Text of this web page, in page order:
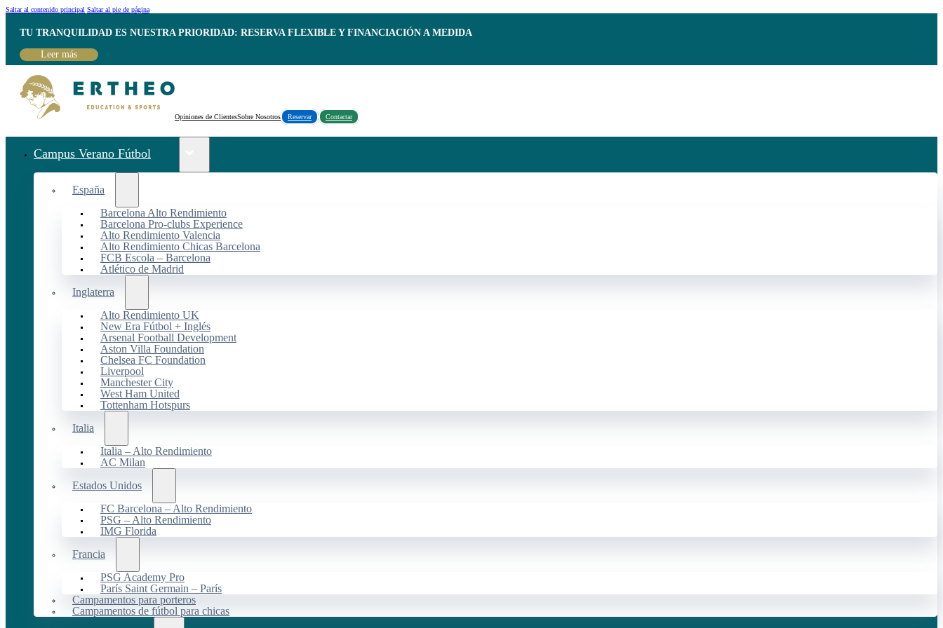
Saltar al contenido principal Saltar al pie de página
TU TRANQUILIDAD ES NUESTRA PRIORIDAD: RESERVA FLEXIBLE Y FINANCIACIÓN A MEDIDA
Leer más
Opiniones de ClientesSobre Nosotros Reservar Contactar
Campus Verano Fútbol
España
Barcelona Alto Rendimiento
Barcelona Pro-clubs Experience
Alto Rendimiento Valencia
Alto Rendimiento Chicas Barcelona
FCB Escola – Barcelona
Atlético de Madrid
Inglaterra
Alto Rendimiento UK
New Era Fútbol + Inglés
Arsenal Football Development
Aston Villa Foundation
Chelsea FC Foundation
Liverpool
Manchester City
West Ham United
Tottenham Hotspurs
Italia
Italia – Alto Rendimiento
AC Milan
Estados Unidos
FC Barcelona – Alto Rendimiento
PSG – Alto Rendimiento
IMG Florida
Francia
PSG Academy Pro
París Saint Germain – París
Campamentos para porteros
Campamentos de fútbol para chicas